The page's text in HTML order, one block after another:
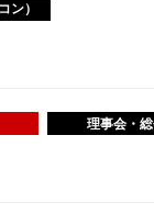
ン）
理事会・